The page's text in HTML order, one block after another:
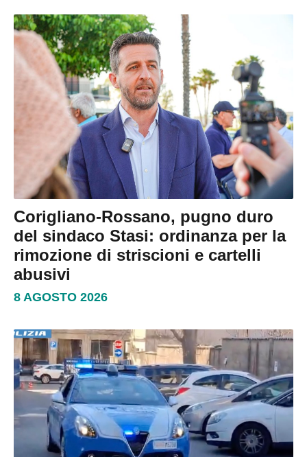
Corigliano-Rossano, pugno duro
del sindaco Stasi: ordinanza per la
rimozione di striscioni e cartelli
abusivi
8 AGOSTO 2026